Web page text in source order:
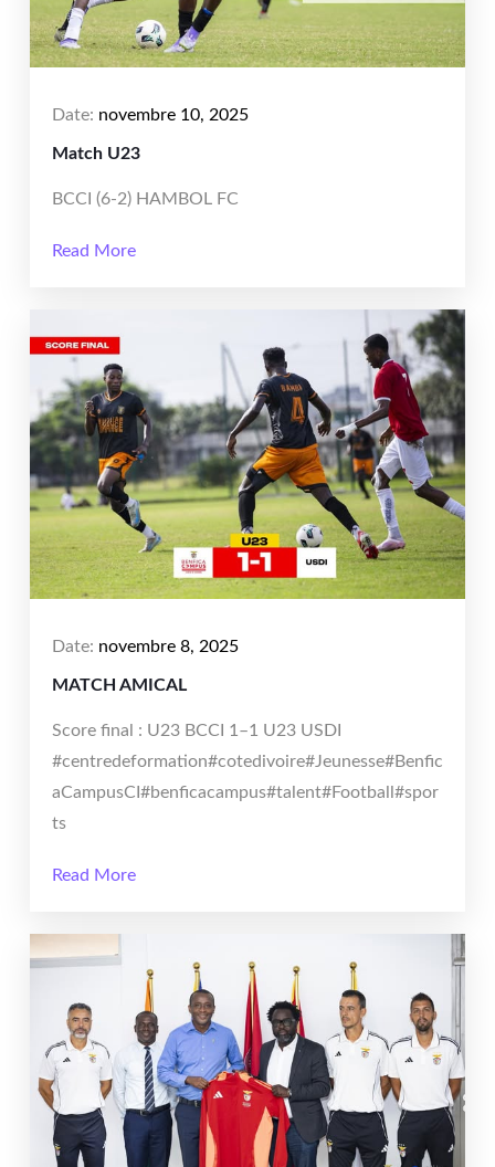
Date: novembre 10, 2025
Match U23
BCCI (6-2) HAMBOL FC
Read More
Date: novembre 8, 2025
MATCH AMICAL
Score final : U23 BCCI 1–1 U23 USDI
#centredeformation#cotedivoire#Jeunesse#Benfic
aCampusCI#benficacampus#talent#Football#spor
ts
Read More